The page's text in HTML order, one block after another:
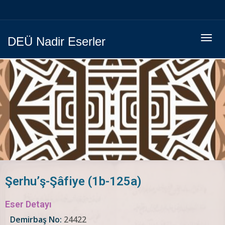
DEÜ Nadir Eserler
Şerhu’ş-Şâfiye (1b-125a)
Eser Detayı
Demirbaş No: 24422